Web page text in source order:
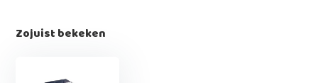
Zojuist bekeken